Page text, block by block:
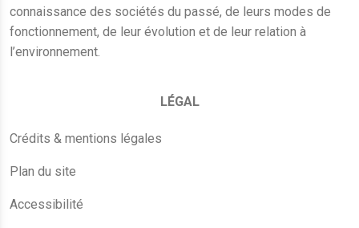
connaissance des sociétés du passé, de leurs modes de
fonctionnement, de leur évolution et de leur relation à
l’environnement.
LÉGAL
Crédits & mentions légales
Plan du site
Accessibilité